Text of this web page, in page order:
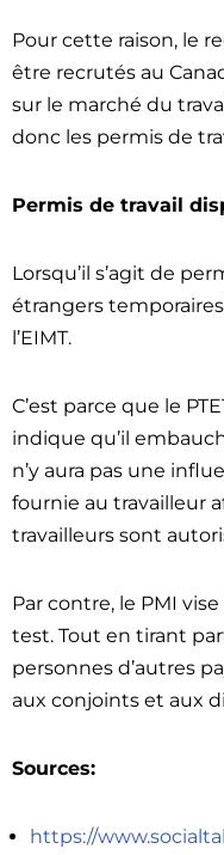
Pour cette raison, le
être recrutés au
sur le marché du
donc les permis de
Permis de travail
Lorsqu’il s’agit de
étrangers
l’EIMT.
C’est parce que le
indique qu’il
n’y aura pas une
fournie au travailleur
travailleurs sont
Par contre, le PMI
test. Tout en tirant
personnes d’autres
aux conjoints et aux
Sources:
https://